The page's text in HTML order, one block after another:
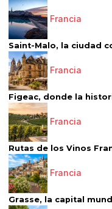
Francia
Saint-Malo, la ciudad
Francia
Figeac, donde la
Francia
Rutas de los Vinos
Francia
Grasse, la capital